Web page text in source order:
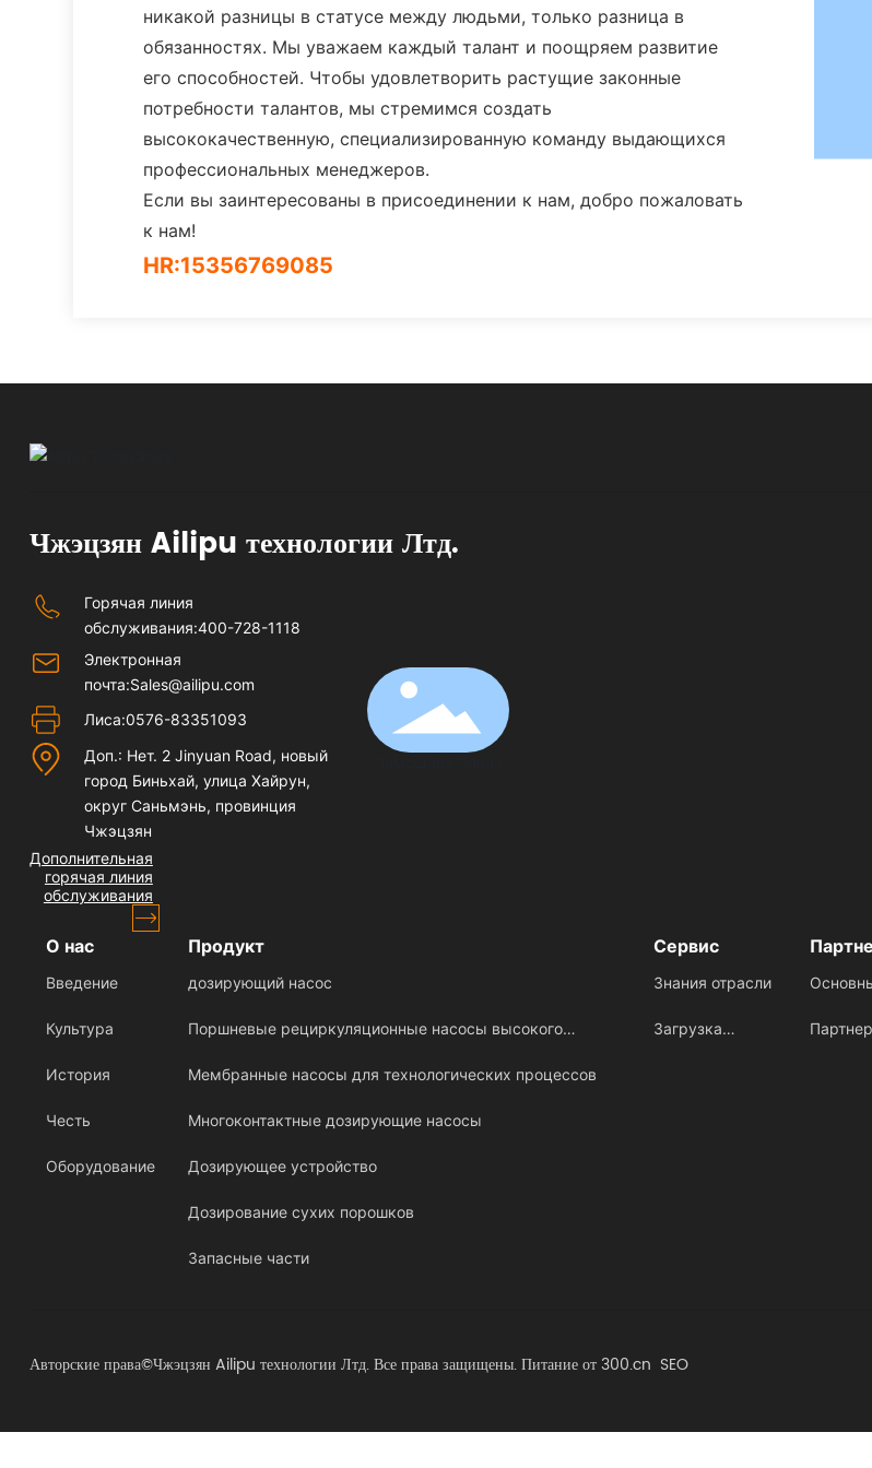
никакой разницы в статусе между людьми, только разница в
обязанностях. Мы уважаем каждый талант и поощряем развитие
его способностей. Чтобы удовлетворить растущие законные
потребности талантов, мы стремимся создать
высококачественную, специализированную команду выдающихся
профессиональных менеджеров.
Если вы заинтересованы в присоединении к нам, добро пожаловать
к нам!
HR:15356769085
Чжэцзян Ailipu технологии Лтд.
Горячая линия
обслуживания:400-728-1118
Электронная
почта:Sales@ailipu.com
Лиса:0576-83351093
Доп.: Нет. 2 Jinyuan Road, новый
город Биньхай, улица Хайрун,
округ Саньмэнь, провинция
Чжэцзян
Дополнительная
горячая линия
обслуживания
О нас
Введение
Культура
История
Честь
Оборудование
Продукт
дозирующий насос
Поршневые рециркуляционные насосы высокого
давления
Мембранные насосы для технологических процессов
Многоконтактные дозирующие насосы
Дозирующее устройство
Дозирование сухих порошков
Запасные части
Сервис
Знания отрасли
Загрузка работы
Авторские права©Чжэцзян Ailipu технологии Лтд. Все права защищены.Питание от 300.cn SEO